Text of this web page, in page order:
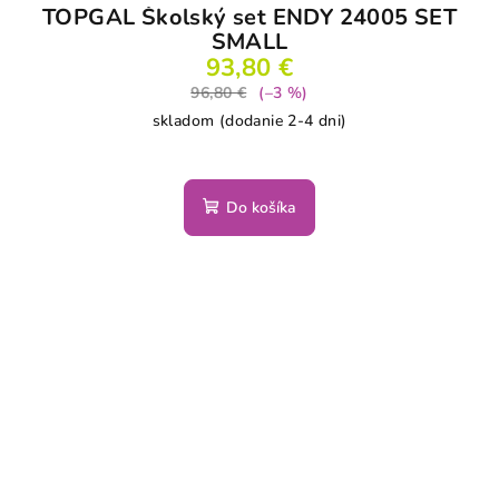
TOPGAL Školský set ENDY 24005 SET
SMALL
93,80 €
96,80 €
(–3 %)
skladom (dodanie 2-4 dni)
Do košíka